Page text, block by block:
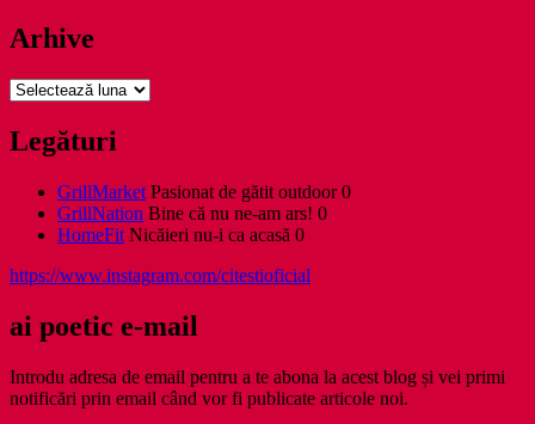
Arhive
Arhive
Legături
GrillMarket Pasionat de gătit outdoor 0
GrillNation Bine că nu ne-am ars! 0
HomeFit Nicăieri nu-i ca acasă 0
https://www.instagram.com/citestioficial
ai poetic e-mail
Introdu adresa de email pentru a te abona la acest blog și vei primi
notificări prin email când vor fi publicate articole noi.